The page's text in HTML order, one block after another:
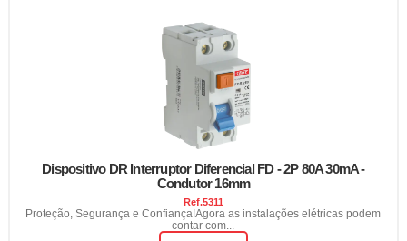
Dispositivo DR Interruptor Diferencial FD - 2P 80A 30mA -
Condutor 16mm
Ref.5311
Proteção, Segurança e Confiança!Agora as instalações elétricas podem
contar com...